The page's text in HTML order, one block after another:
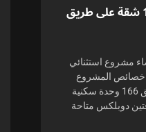
مشروع عقاري جديد - 166 شقة على طريق
مشروع استثنائي
خصائص المشروع
تكوين المبنى: مبنى R+5 طوابق 166 وحدة سكنية
دوبلكس متاحة